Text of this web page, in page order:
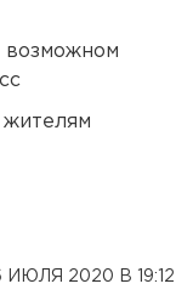
возможном
ИЮЛЯ 2020 В 19:12